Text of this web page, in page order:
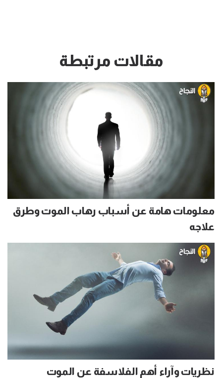
مقالات مرتبطة
معلومات هامة عن أسباب رهاب الموت وطرق
علاجه
نظريات وآراء أهم الفلاسفة عن الموت